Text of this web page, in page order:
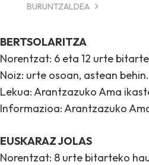
BURUNTZALDEA
BERTSOLARITZA
Norentzat: 6 eta 12 urte
Noiz: urte osoan, astean behin.
Lekua: Arantzazuko Ama
Informazioa: Arantzazuko
EUSKARAZ JOLAS
Norentzat: 8 urte bitarteko